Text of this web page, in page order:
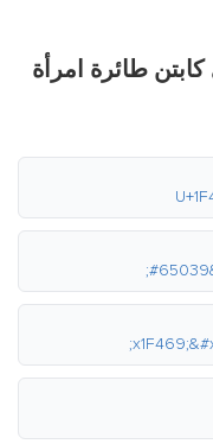
كابتن طائرة امرأة